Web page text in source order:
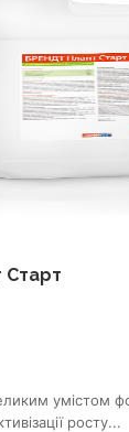
Старт
умістом
росту...